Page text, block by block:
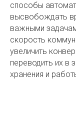
способы
высвобождать
важными
скорость
увеличить
переводить их в
хранения и